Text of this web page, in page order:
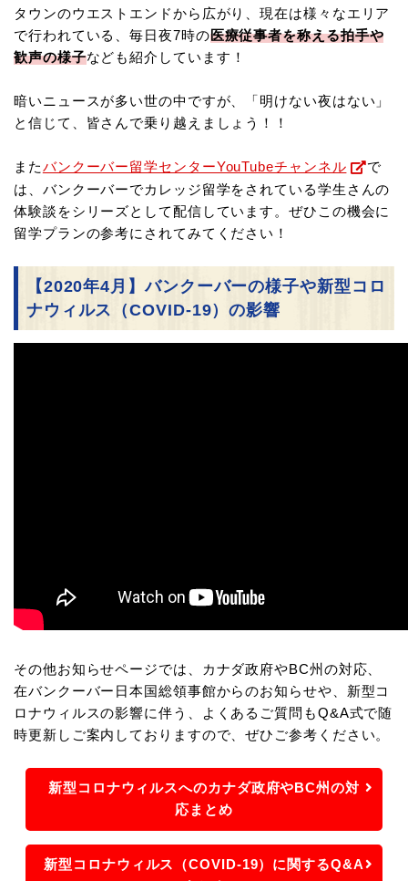
タウンのウエストエンドから広がり、現在は様々なエリア
で行われている、毎日夜7時の医療従事者を称える拍手や
歓声の様子なども紹介しています！
暗いニュースが多い世の中ですが、「明けない夜はない」
と信じて、皆さんで乗り越えましょう！！
またバンクーバー留学センターYouTubeチャンネル
で
は、バンクーバーでカレッジ留学をされている学生さんの
体験談をシリーズとして配信しています。ぜひこの機会に
留学プランの参考にされてみてください！
【2020年4月】バンクーバーの様子や新型コロ
ナウィルス（COVID-19）の影響
その他お知らせページでは、カナダ政府やBC州の対応、
在バンクーバー日本国総領事館からのお知らせや、新型コ
ロナウィルスの影響に伴う、よくあるご質問もQ&A式で随
時更新しご案内しておりますので、ぜひご参考ください。
新型コロナウィルスへのカナダ政府やBC州の対
応まとめ
新型コロナウィルス（COVID-19）に関するQ&A